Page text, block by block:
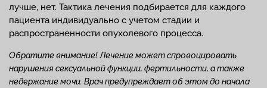
лучше, нет. Тактика лечения подбирается для каждого
пациента индивидуально с учетом стадии и
распространенности опухолевого процесса.
Обратите внимание! Лечение может спровоцировать
нарушения сексуальной функции, фертильности, а также
недержание мочи. Врач предупреждает об этом до начала